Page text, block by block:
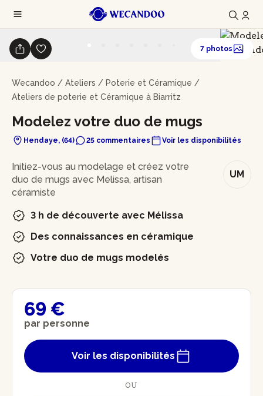
Wecandoo / Ateliers / Poterie et Céramique /
Ateliers de poterie et Céramique à Biarritz
Modelez votre duo de mugs
Hendaye, (64) 25 commentaires Voir les disponibilités
7 photos
En bref
UM
Initiez-vous au modelage et créez votre
duo de mugs avec Melissa, artisan
céramiste
3 h de découverte avec Mélissa
Des connaissances en céramique
Votre duo de mugs modelés
69 €
par personne
Voir les disponibilités
OU